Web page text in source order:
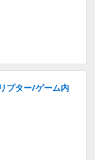
プター/ゲーム内